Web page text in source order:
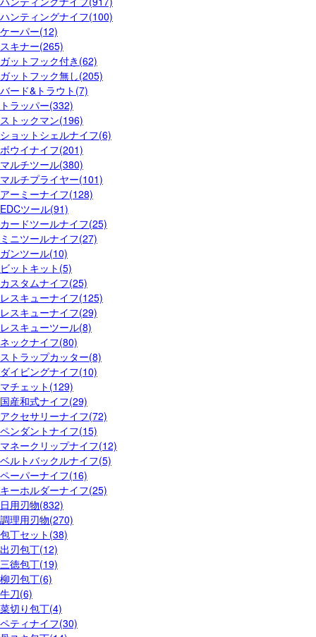
ハンティングナイフ(100)
ケーパー(12)
スキナー(265)
ガットフック付き(62)
ガットフック無し(205)
バード&トラウト(7)
トラッパー(332)
ストックマン(196)
ショットシェルナイフ(6)
ボウイナイフ(201)
マルチツール(380)
マルチプライヤー(101)
アーミーナイフ(128)
EDCツール(91)
カードツールナイフ(25)
ミニツールナイフ(27)
ガンツール(10)
ビットキット(5)
カスタムナイフ(25)
レスキューナイフ(125)
レスキューナイフ(29)
レスキューツール(8)
ネックナイフ(80)
ストラップカッター(8)
ダイビングナイフ(10)
マチェット(129)
国産和式ナイフ(29)
アクセサリーナイフ(72)
ペンダントナイフ(15)
マネークリップナイフ(12)
ベルトバックルナイフ(5)
ペーパーナイフ(16)
キーホルダーナイフ(25)
日用刃物(832)
調理用刃物(270)
包丁セット(38)
出刃包丁(12)
三徳包丁(19)
柳刃包丁(6)
牛刀(6)
菜切り包丁(4)
ペティナイフ(30)